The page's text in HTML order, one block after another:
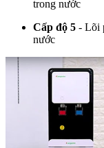
trong nước
Cấp độ 5 - Lõi
nước